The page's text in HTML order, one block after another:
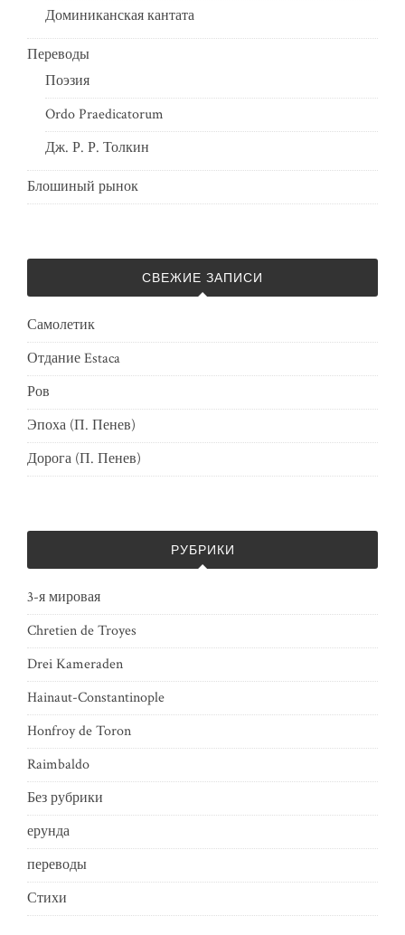
Доминиканская кантата
Переводы
Поэзия
Ordo Praedicatorum
Дж. Р. Р. Толкин
Блошиный рынок
СВЕЖИЕ ЗАПИСИ
Самолетик
Отдание Estaca
Ров
Эпоха (П. Пенев)
Дорога (П. Пенев)
РУБРИКИ
3-я мировая
Chretien de Troyes
Drei Kameraden
Hainaut-Constantinople
Honfroy de Toron
Raimbaldo
Без рубрики
ерунда
переводы
Стихи